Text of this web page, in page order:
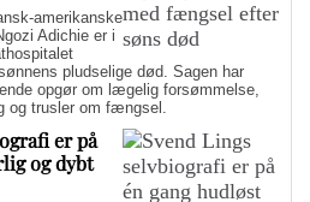
amerikanske
Adichie er i
pludselige død. Sagen har
opgør om lægelig forsømmelse,
og trusler om fængsel.
er på
og dybt